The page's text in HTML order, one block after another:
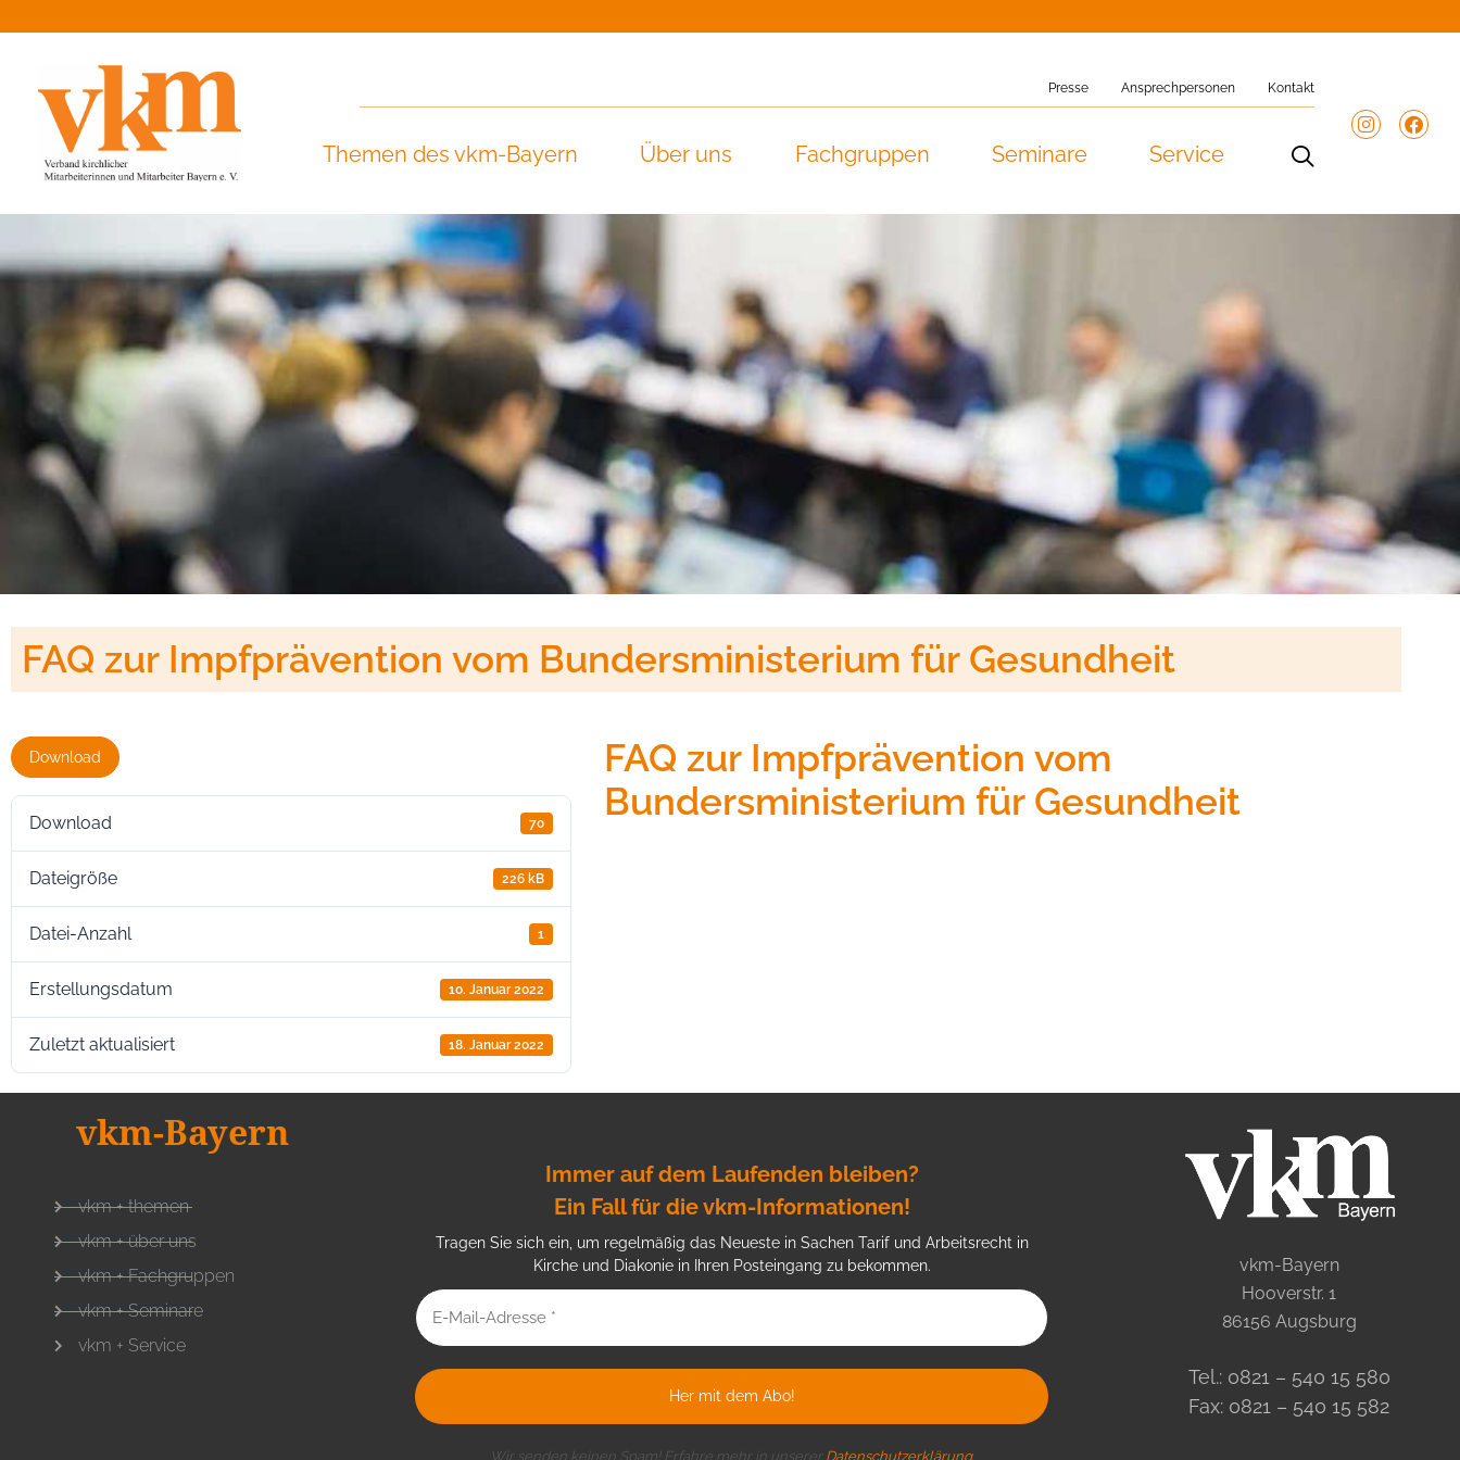
Presse Ansprechpersonen Kontakt
Themen des vkm-Bayern Über uns Fachgruppen Seminare Service
FAQ zur Impfprävention vom Bundersministerium für Gesundheit
Download
Download 70
Dateigröße 226 kB
Datei-Anzahl 1
Erstellungsdatum 10. Januar 2022
Zuletzt aktualisiert 18. Januar 2022
FAQ zur Impfprävention vom
Bundersministerium für Gesundheit
vkm-Bayern
vkm + themen
vkm + über uns
vkm + Fachgruppen
vkm + Seminare
vkm + Service
Immer auf dem Laufenden bleiben?
Ein Fall für die vkm-Informationen!
Tragen Sie sich ein, um regelmäßig das Neueste in Sachen Tarif und Arbeitsrecht in
Kirche und Diakonie in Ihren Posteingang zu bekommen.
Wir senden keinen Spam! Erfahre mehr in unserer Datenschutzerklärung.
vkm-Bayern
Hooverstr. 1
86156 Augsburg
Tel.: 0821 – 540 15 580
Fax: 0821 – 540 15 582